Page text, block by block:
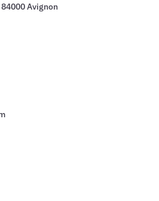
Avignon